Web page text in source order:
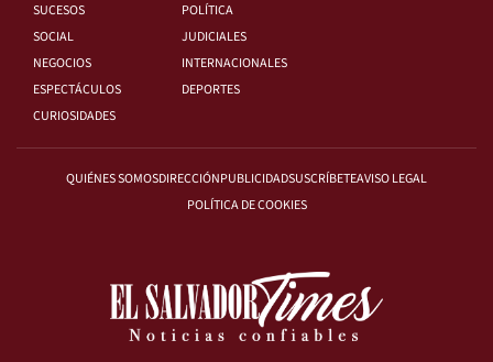
SUCESOS
POLÍTICA
SOCIAL
JUDICIALES
NEGOCIOS
INTERNACIONALES
ESPECTÁCULOS
DEPORTES
CURIOSIDADES
QUIÉNES SOMOSDIRECCIÓNPUBLICIDADSUSCRÍBETEAVISO LEGAL
POLÍTICA DE COOKIES